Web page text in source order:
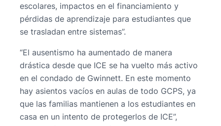
escolares, impactos en el financiamiento y
pérdidas de aprendizaje para estudiantes que
se trasladan entre sistemas”.
“El ausentismo ha aumentado de manera
drástica desde que ICE se ha vuelto más activo
en el condado de Gwinnett. En este momento
hay asientos vacíos en aulas de todo GCPS, ya
que las familias mantienen a los estudiantes en
casa en un intento de protegerlos de ICE”,